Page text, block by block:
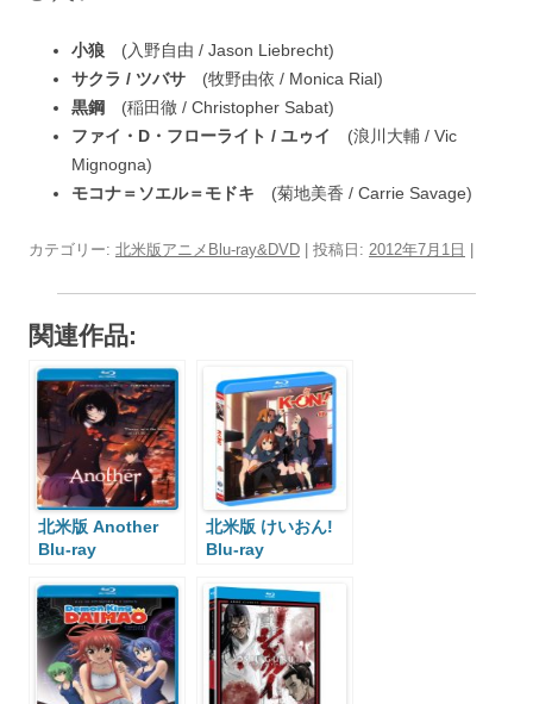
小狼 (入野自由 / Jason Liebrecht)
サクラ / ツバサ (牧野由依 / Monica Rial)
黒鋼 (稲田徹 / Christopher Sabat)
ファイ・D・フローライト / ユゥイ
(浪川大輔 / Vic
Mignogna)
モコナ＝ソエル＝モドキ (菊地美香 / Carrie Savage)
カテゴリー: 北米版アニメBlu-ray&DVD | 投稿日: 2012年7月1日
関連作品:
北米版 Another
Blu-ray
北米版 けいおん!
Blu-ray